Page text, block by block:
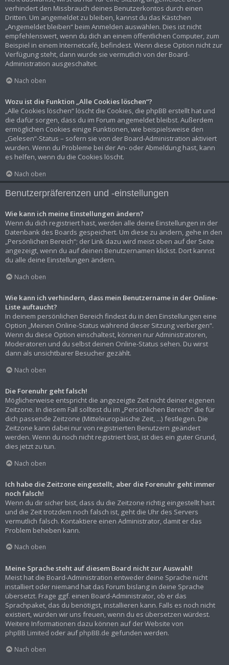
verhindert den Missbrauch deines Benutzerkontos durch einen
Dritten. Um angemeldet zu bleiben, kannst du das Kästchen
„Angemeldet bleiben“ beim Anmelden auswählen. Dies ist nicht
empfehlenswert, wenn du dich an einem öffentlichen Computer, zum
Beispiel in einem Internetcafé, befindest. Wenn diese Option nicht zur
Verfügung steht, dann wurde sie vermutlich von der Board-
Administration ausgeschaltet.
Nach oben
Wozu ist die Funktion „Alle Cookies löschen“?
„Alle Cookies löschen“ löscht die Cookies, die phpBB erstellt hat und
die dafür sorgen, dass du im Forum angemeldet bleibst. Außerdem
ermöglichen Cookies einige Funktionen, wie beispielsweise den
„Gelesen“-Status – sofern sie von der Board-Administration aktiviert
wurden. Wenn du Probleme bei der An- oder Abmeldung hast, kann
es helfen, wenn du die Cookies löscht.
Nach oben
Benutzerpräferenzen und -einstellungen
Wie kann ich meine Einstellungen ändern?
Wenn du dich registriert hast, werden alle deine Einstellungen in der
Datenbank des Boards gespeichert. Um diese zu ändern, gehe in den
„Persönlichen Bereich“; der Link dazu wird meist oben auf der Seite
angezeigt, wenn du auf deinen Benutzernamen klickst. Dort kannst
du alle deine Einstellungen ändern.
Nach oben
Wie kann ich verhindern, dass mein Benutzername in der Online-
Liste auftaucht?
In deinem persönlichen Bereich findest du in den Einstellungen eine
Option „Meinen Online-Status während dieser Sitzung verbergen“.
Wenn du diese Option einschaltest, können nur Administratoren,
Moderatoren und du selbst deinen Online-Status sehen. Du wirst
dann als unsichtbarer Besucher gezählt.
Nach oben
Die Forenuhr geht falsch!
Möglicherweise entspricht die angezeigte Zeit nicht deiner eigenen
Zeitzone. In diesem Fall solltest du im „Persönlichen Bereich“ die für
dich passende Zeitzone (Mitteleuropäische Zeit, ...) festlegen. Die
Zeitzone kann dabei nur von registrierten Benutzern geändert
werden. Wenn du noch nicht registriert bist, ist dies ein guter Grund,
dies jetzt zu tun.
Nach oben
Ich habe die Zeitzone eingestellt, aber die Forenuhr geht immer
noch falsch!
Wenn du dir sicher bist, dass du die Zeitzone richtig eingestellt hast
und die Zeit trotzdem noch falsch ist, geht die Uhr des Servers
vermutlich falsch. Kontaktiere einen Administrator, damit er das
Problem beheben kann.
Nach oben
Meine Sprache steht auf diesem Board nicht zur Auswahl!
Meist hat die Board-Administration entweder deine Sprache nicht
installiert oder niemand hat das Forum bislang in deine Sprache
übersetzt. Frage ggf. einen Board-Administrator, ob er das
Sprachpaket, das du benötigst, installieren kann. Falls es noch nicht
existiert, würden wir uns freuen, wenn du es übersetzen würdest.
Weitere Informationen dazu können auf der Website von
phpBB Limited oder aufphpBB.de gefunden werden.
Nach oben